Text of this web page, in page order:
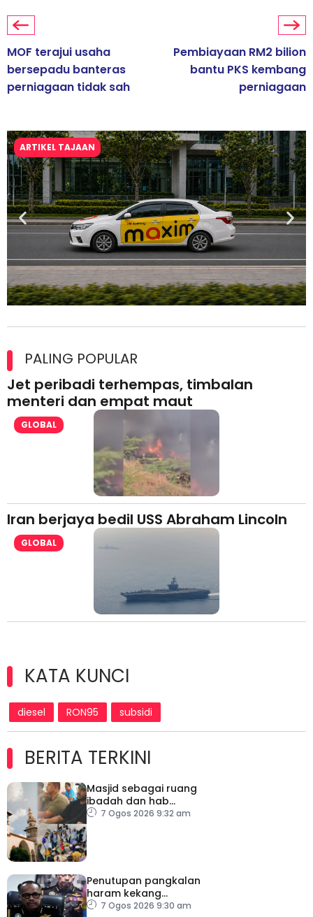
MOF terajui usaha
bersepadu banteras
perniagaan tidak sah
Pembiayaan RM2 bilion
bantu PKS kembang
perniagaan
ARTIKEL TAJAAN
lesen separuh pertama 2026
PALING POPULAR
Jet peribadi terhempas, timbalan
menteri dan empat maut
GLOBAL
Iran berjaya bedil USS Abraham Lincoln
GLOBAL
KATA KUNCI
diesel RON95 subsidi
BERITA TERKINI
Masjid sebagai ruang
ibadah dan hab
kompetensi komuniti
7 Ogos 2026 9:32 am
Penutupan pangkalan
haram kekang
penyeludupan di
7 Ogos 2026 9:30 am